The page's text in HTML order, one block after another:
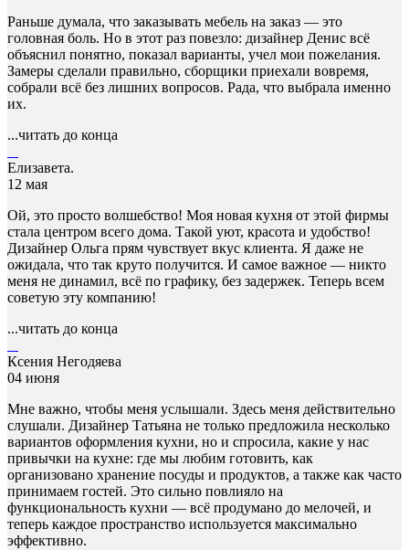
Раньше думала, что заказывать мебель на заказ — это
головная боль. Но в этот раз повезло: дизайнер Денис всё
объяснил понятно, показал варианты, учел мои пожелания.
Замеры сделали правильно, сборщики приехали вовремя,
собрали всё без лишних вопросов. Рада, что выбрала именно
их.
...читать до конца
Елизавета.
12 мая
Ой, это просто волшебство! Моя новая кухня от этой фирмы
стала центром всего дома. Такой уют, красота и удобство!
Дизайнер Ольга прям чувствует вкус клиента. Я даже не
ожидала, что так круто получится. И самое важное — никто
меня не динамил, всё по графику, без задержек. Теперь всем
советую эту компанию!
...читать до конца
Ксения Негодяева
04 июня
Мне важно, чтобы меня услышали. Здесь меня действительно
слушали. Дизайнер Татьяна не только предложила несколько
вариантов оформления кухни, но и спросила, какие у нас
привычки на кухне: где мы любим готовить, как
организовано хранение посуды и продуктов, а также как часто
принимаем гостей. Это сильно повлияло на
функциональность кухни — всё продумано до мелочей, и
теперь каждое пространство используется максимально
эффективно.